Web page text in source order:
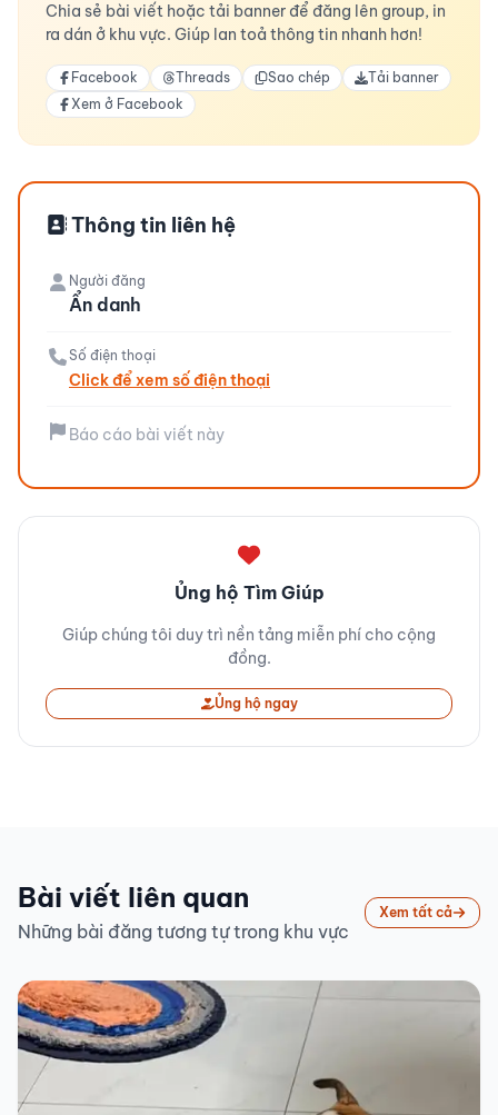
Chia sẻ bài viết hoặc tải banner để đăng lên group, in
ra dán ở khu vực. Giúp lan toả thông tin nhanh hơn!
Facebook Threads Sao chép
Tải banner
Xem ở Facebook
Thông tin liên hệ
Người đăng
Ẩn danh
Số điện thoại
Click để xem số điện thoại
Báo cáo bài viết này
Ủng hộ Tìm Giúp
Giúp chúng tôi duy trì nền tảng miễn phí cho cộng
đồng.
Ủng hộ ngay
Bài viết liên quan
Những bài đăng tương tự trong khu vực
Xem tất cả